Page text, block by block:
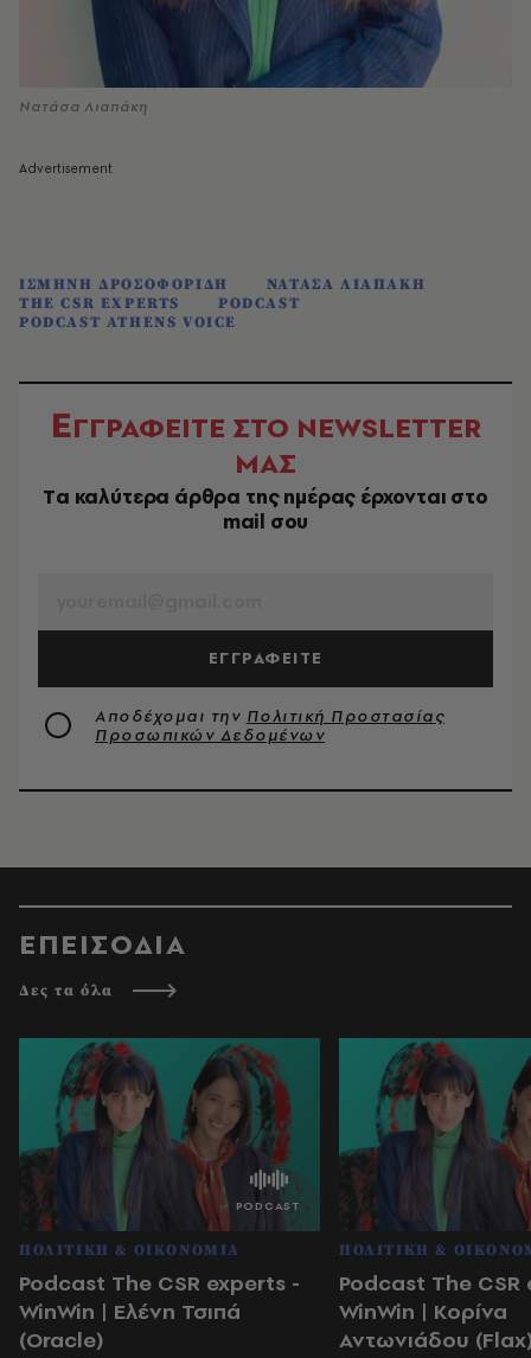
Νατάσα Λιαπάκη
ΙΣΜΗΝΗ ΔΡΟΣΟΦΟΡΙΔΗ
ΝΑΤΑΣΑ ΛΙΑΠΑΚΗ
THE CSR EXPERTS
PODCAST
PODCAST ATHENS VOICE
ΕΓΓΡΑΦΕΙΤΕ ΣΤΟ NEWSLETTER
ΜΑΣ
Tα καλύτερα άρθρα της ημέρας έρχονται στο
mail σου
ΕΓΓΡΑΦΕΙΤΕ
Αποδέχομαι την Πολιτική Προστασίας
Προσωπικών Δεδομένων
ΕΠΕΙΣΟΔΙΑ
Δες τα όλα
ΠΟΛΙΤΙΚΗ & ΟΙΚΟΝΟΜΙΑ
Podcast The CSR experts -
WinWin | Ελένη Τσιπά
(Oracle)
ΠΟΛΙΤΙΚΗ &
Podcast The
WinWin | Κορίνα
Αντωνιάδου